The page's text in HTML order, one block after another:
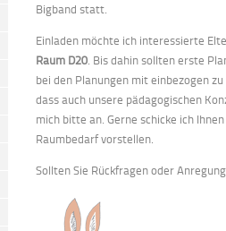
Bigband statt.
Einladen möchte ich interessierte
Raum D20. Bis dahin sollten erste
bei den Planungen mit einbezogen
dass auch unsere pädagogischen
mich bitte an. Gerne schicke ich
Raumbedarf vorstellen.
Sollten Sie Rückfragen oder